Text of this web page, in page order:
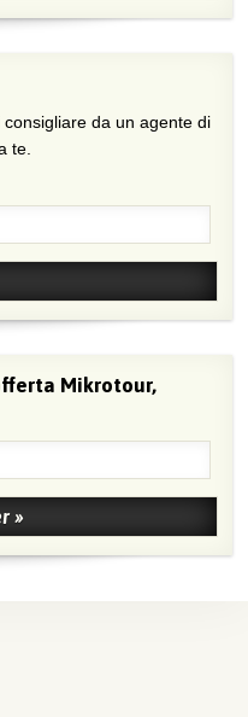
da un agente di
te.
Mikrotour,